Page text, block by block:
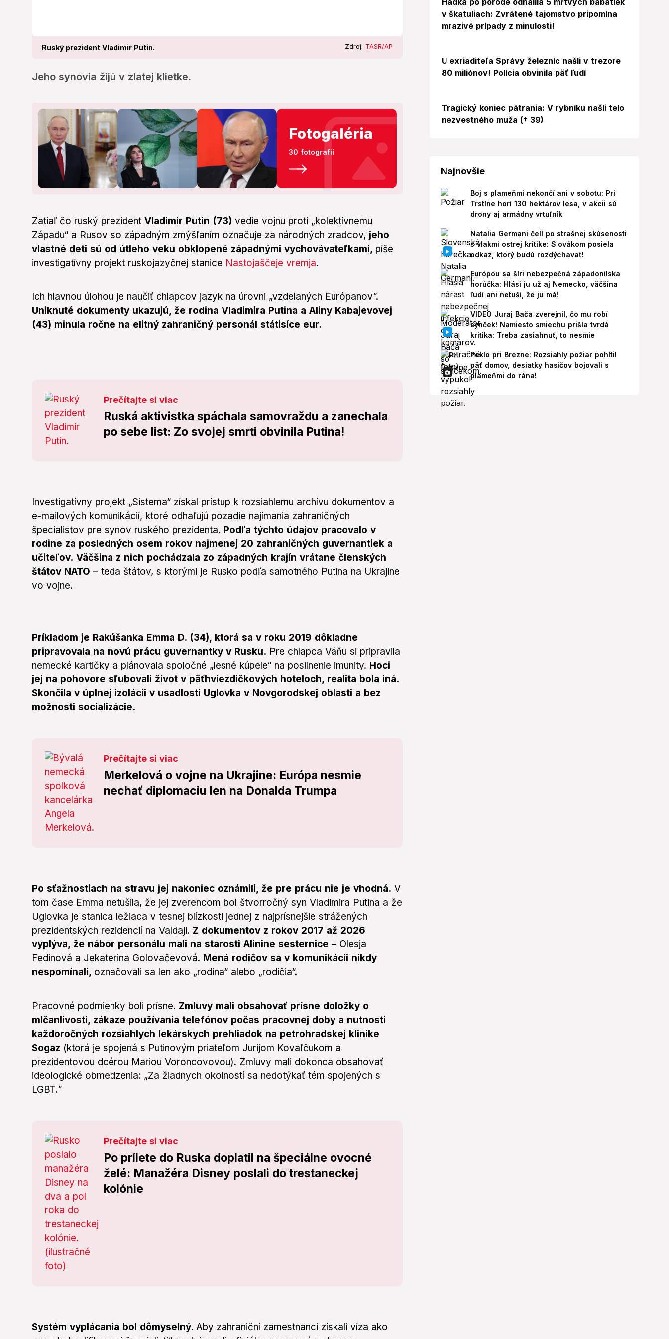
Ruský prezident Vladimir Putin. Zdroj: TASR/AP
Jeho synovia žijú v zlatej klietke.
Fotogaléria
30 fotografií
Zatiaľ čo ruský prezident Vladimir Putin (73) vedie vojnu proti „kolektívnemu
Západu“ a Rusov so západným zmýšľaním označuje za národných zradcov, jeho
vlastné deti sú od útleho veku obklopené západnými vychovávateľkami, píše
investigatívny projekt ruskojazyčnej stanice Nastojaščeje vremja.
Ich hlavnou úlohou je naučiť chlapcov jazyk na úrovni „vzdelaných Európanov“.
Uniknuté dokumenty ukazujú, že rodina Vladimira Putina a Aliny Kabajevovej
(43) minula ročne na elitný zahraničný personál státisíce eur.
Prečítajte si viac
Ruská aktivistka spáchala samovraždu a zanechala
po sebe list: Zo svojej smrti obvinila Putina!
Investigatívny projekt „Sistema“ získal prístup k rozsiahlemu archívu dokumentov a
e-mailových komunikácií, ktoré odhaľujú pozadie najímania zahraničných
špecialistov pre synov ruského prezidenta. Podľa týchto údajov pracovalo v
rodine za posledných osem rokov najmenej 20 zahraničných guvernantiek a
učiteľov. Väčšina z nich pochádzala zo západných krajín vrátane členských
štátov NATO – teda štátov, s ktorými je Rusko podľa samotného Putina na Ukrajine
vo vojne.
Príkladom je Rakúšanka Emma D. (34), ktorá sa v roku 2019 dôkladne
pripravovala na novú prácu guvernantky v Rusku. Pre chlapca Váňu si pripravila
nemecké kartičky a plánovala spoločné „lesné kúpele“ na posilnenie imunity. Hoci
jej na pohovore sľubovali život v päťhviezdičkových hoteloch, realita bola iná.
Skončila v úplnej izolácii v usadlosti Uglovka v Novgorodskej oblasti a bez
možnosti socializácie.
Prečítajte si viac
Merkelová o vojne na Ukrajine: Európa nesmie
nechať diplomaciu len na Donalda Trumpa
Po sťažnostiach na stravu jej nakoniec oznámili, že pre prácu nie je vhodná. V
tom čase Emma netušila, že jej zverencom bol štvorročný syn Vladimira Putina a že
Uglovka je stanica ležiaca v tesnej blízkosti jednej z najprísnejšie strážených
prezidentských rezidencií na Valdaji. Z dokumentov z rokov 2017 až 2026
vyplýva, že nábor personálu mali na starosti Alinine sesternice – Olesja
Fedinová a Jekaterina Golovačevová. Mená rodičov sa v komunikácii nikdy
nespomínali, označovali sa len ako „rodina“ alebo „rodičia“.
Pracovné podmienky boli prísne. Zmluvy mali obsahovať prísne doložky o
mlčanlivosti, zákaze používania telefónov počas pracovnej doby a nutnosti
každoročných rozsiahlych lekárskych prehliadok na petrohradskej klinike
Sogaz (ktorá je spojená s Putinovým priateľom Jurijom Kovaľčukom a
prezidentovou dcérou Mariou Voroncovovou). Zmluvy mali dokonca obsahovať
ideologické obmedzenia: „Za žiadnych okolností sa nedotýkať tém spojených s
LGBT.“
Prečítajte si viac
Po prílete do Ruska doplatil na špeciálne ovocné
želé: Manažéra Disney poslali do trestaneckej
kolónie
Systém vyplácania bol dômyselný. Aby zahraniční zamestnanci získali víza ako
Hádka po pôrode odhalila 5 mŕtvych bábätiek
v škatuliach: Zvrátené tajomstvo pripomína
mrazivé prípady z minulosti!
U exriaditeľa Správy železníc našli v trezore
80 miliónov! Polícia obvinila päť ľudí
Tragický koniec pátrania: V rybníku našli telo
nezvestného muža († 39)
Najnovšie
Boj s plameňmi nekončí ani v sobotu: Pri
Trstíne horí 130 hektárov lesa, v akcii sú
drony aj armádny vrtuľník
Natalia Germani čelí po strašnej skúsenosti
s vlakmi ostrej kritike: Slovákom posiela
odkaz, ktorý budú rozdýchavať!
Európou sa šíri nebezpečná západonílska
horúčka: Hlási ju už aj Nemecko, väčšina
ľudí ani netuší, že ju má!
VIDEO Juraj Bača zverejnil, čo mu robí
synček! Namiesto smiechu prišla tvrdá
kritika: Treba zasiahnuť, to nesmie
Peklo pri Brezne: Rozsiahly požiar pohltil
päť domov, desiatky hasičov bojovali s
plameňmi do rána!